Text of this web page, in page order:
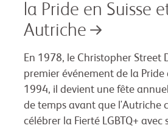
la Pride en Suisse
Autriche
En 1978, le Christopher Street
premier événement de la Pride
1994, il devient une fête
de temps avant que l'Autriche
célébrer la Fierté LGBTQ+ avec